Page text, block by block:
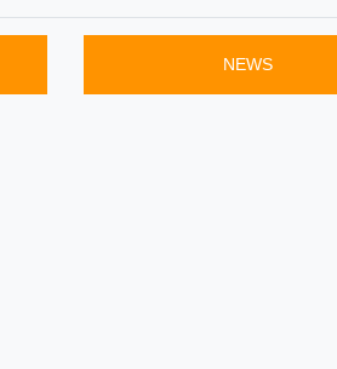
NEWS